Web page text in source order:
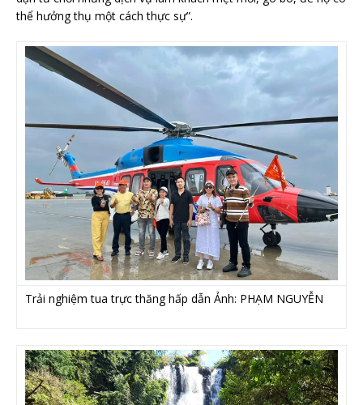
thể hưởng thụ một cách thực sự”.
Trải nghiệm tua trực thăng hấp dẫn Ảnh: PHẠM NGUYỄN